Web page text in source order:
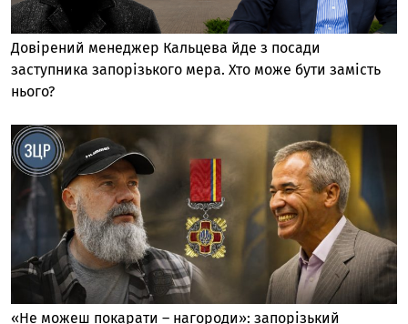
Довірений менеджер Кальцева йде з посади
заступника запорізького мера. Хто може бути замість
нього?
«Не можеш покарати – нагороди»: запорізький